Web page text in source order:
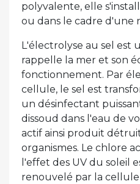
polyvalente, elle
ou dans le cadre d'une
L'électrolyse au sel est
rappelle la mer et son
fonctionnement. Par
cellule, le sel est
un désinfectant
dissoud dans l'eau de
actif ainsi produit
organismes. Le chlore
l'effet des UV du soleil
renouvelé par la